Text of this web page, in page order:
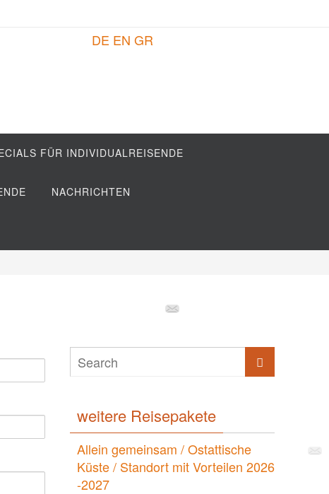
DE EN GR
FÜR INDIVIDUALREISENDE
NACHRICHTEN
weitere Reisepakete
Allein gemeinsam / Ostattische
Küste / Standort mit Vorteilen 2026
-2027